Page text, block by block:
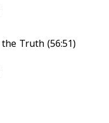
(56:51) Then you, the erring ones and those that gave the lie to the Truth,